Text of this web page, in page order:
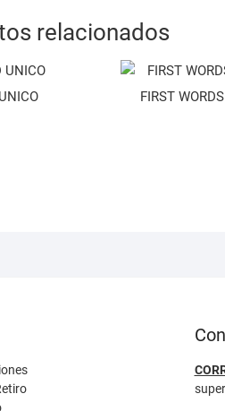
relacionados
FIRST